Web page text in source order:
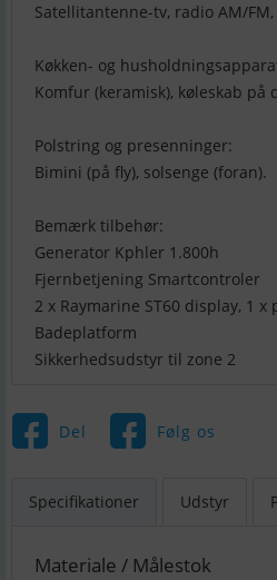
Satellitantenne-tv, radio AM/
Køkken- og
Komfur (keramisk), køleskab på
Polstring og presenninger:
Bimini (på fly), solsenge (foran).
Bemærk tilbehør:
Generator Kphler 1.800h
Fjernbetjening Smartcontroler
2 x Raymarine ST60 display, 1 x
Badeplatform
Sikkerhedsudstyr til zone 2
Del Følg os
Specifikationer Udstyr
Materiale / Målestok